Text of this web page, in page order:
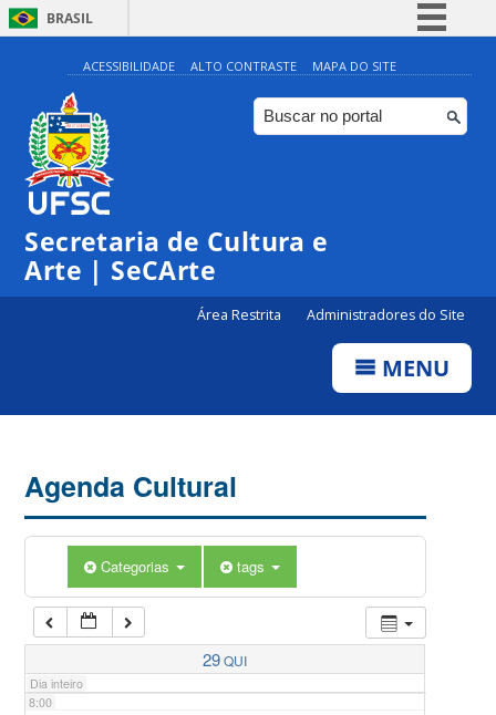
BRASIL
Simplifique!
Comunica BR
Participe
ACESSIBILIDADE ALTO CONTRASTE MAPA DO SITE
Secretaria de Cultura e
Arte | SeCArte
Área Restrita Administradores do Site
MENU
Agenda Cultural
Categorias tags
29QUI
Dia inteiro
0:00
1:00
5:00
7:00
8:00